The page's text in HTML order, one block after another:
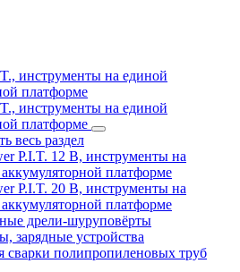
инструменты на единой
платформе
инструменты на единой
платформе
весь раздел
P.I.T. 12 В, инструменты на
платформе
P.I.T. 20 В, инструменты на
платформе
дрели-шуруповёрты
зарядные устройства
сварки полипропиленовых труб